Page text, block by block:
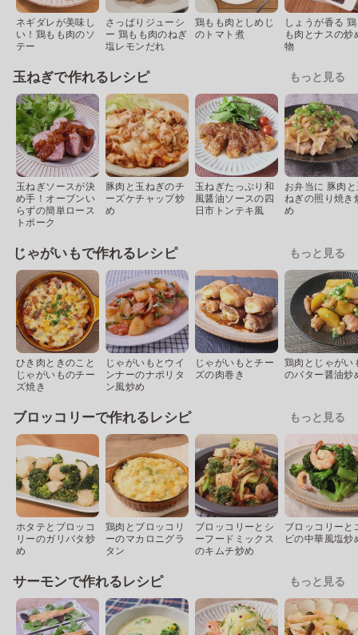
ネギダレが美味し
い！鶏もも肉のソ
テー
さっぱりジューシ
ー 鶏もも肉のねぎ
塩レモンだれ
鶏もも肉としめじ
のトマト煮
しょうが香る
も肉とナスの炒
物
玉ねぎで作れるレシピ もっと見る
玉ねぎソースが決
め手！オーブンい
らずの簡単ロース
トポーク
豚肉と玉ねぎのチ
ーズケチャップ炒
め
玉ねぎたっぷり和
風醤油ソースの四
日市トンテキ風
お弁当に 豚肉
ねぎの照り焼き
め
じゃがいもで作れるレシピ もっと見る
ひき肉ときのこと
じゃがいものチー
ズ焼き
じゃがいもとウイ
ンナーのナポリタ
ン風炒め
じゃがいもとチー
ズの肉巻き
鶏肉とじゃがい
のバター醤油炒
ブロッコリーで作れるレシピ もっと見る
ホタテとブロッコ
リーのガリバタ炒
め
鶏肉とブロッコリ
ーのマカロニグラ
タン
ブロッコリーとシ
ーフードミックス
のキムチ炒め
ブロッコリーと
ビの中華風塩炒
サーモンで作れるレシピ もっと見る